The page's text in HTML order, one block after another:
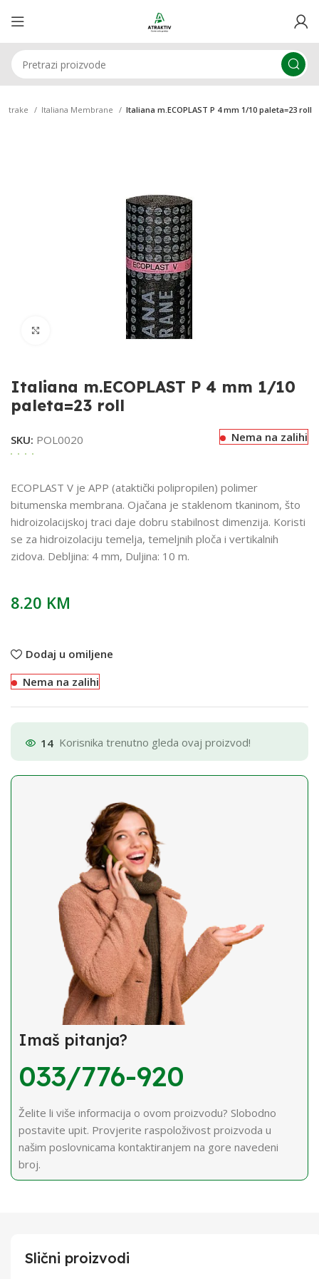
trake Italiana Membrane Italiana m.ECOPLAST P 4 mm 1/10 paleta=23 roll
Klikni za uvećavanje
Italiana m.ECOPLAST P 4 mm 1/10
paleta=23 roll
SKU: POL0020 Nema na zalihi
ECOPLAST V je APP (ataktički polipropilen) polimer
bitumenska membrana. Ojačana je staklenom tkaninom, što
hidroizolacijskoj traci daje dobru stabilnost dimenzija. Koristi
se za hidroizolaciju temelja, temeljnih ploča i vertikalnih
zidova. Debljina: 4 mm, Duljina: 10 m.
8.20 KM
Dodaj u omiljene
Nema na zalihi
14 Korisnika trenutno gleda ovaj proizvod!
Imaš pitanja?
033/776-920
Želite li više informacija o ovom proizvodu? Slobodno
postavite upit. Provjerite raspoloživost proizvoda u
našim poslovnicama kontaktiranjem na gore navedeni
broj.
Slični proizvodi